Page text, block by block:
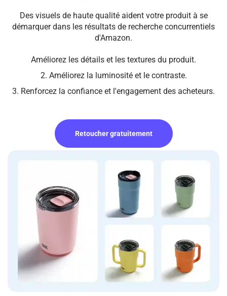
Des visuels de haute qualité aident votre produit à se
démarquer dans les résultats de recherche concurrentiels
d'Amazon.
Améliorez les détails et les textures du produit.
2. Améliorez la luminosité et le contraste.
3. Renforcez la confiance et l'engagement des acheteurs.
Retoucher gratuitement